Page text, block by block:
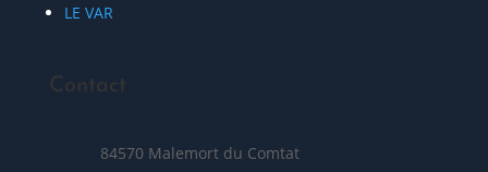
LE VAR
Contact
84570 Malemort du Comtat